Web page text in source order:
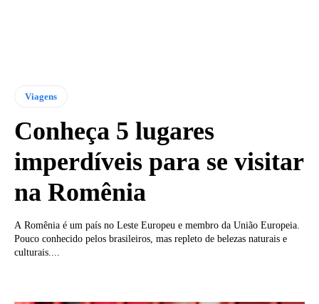
Viagens
Conheça 5 lugares
imperdíveis para se visitar
na Romênia
A Romênia é um país no Leste Europeu e membro da União Europeia.
Pouco conhecido pelos brasileiros, mas repleto de belezas naturais e
culturais....